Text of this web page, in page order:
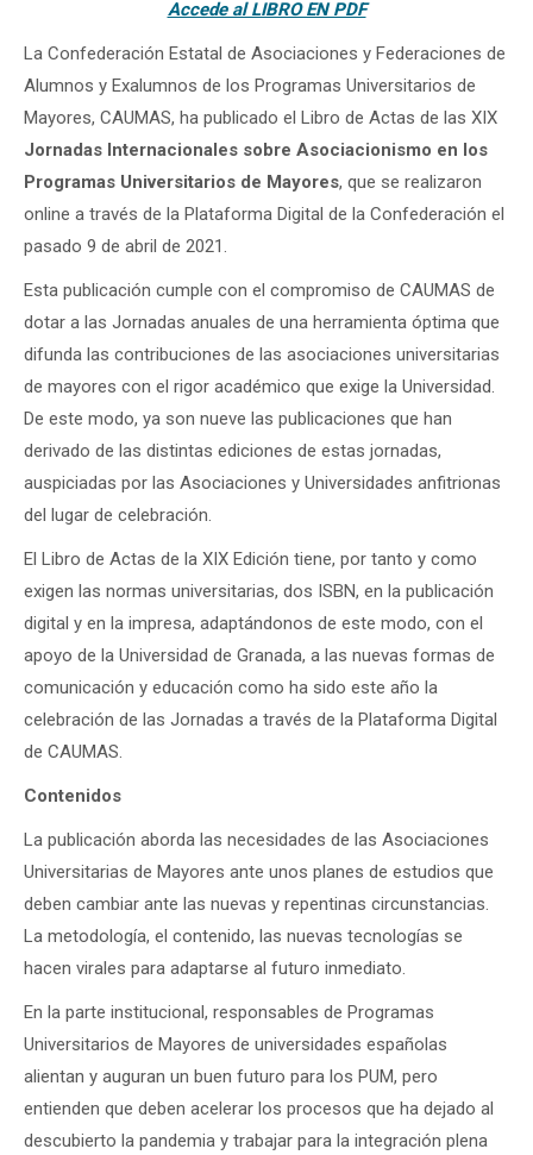
Accede al LIBRO EN PDF
La Confederación Estatal de Asociaciones y Federaciones de
Alumnos y Exalumnos de los Programas Universitarios de
Mayores, CAUMAS, ha publicado el Libro de Actas de las XIX
Jornadas Internacionales sobre Asociacionismo en los
Programas Universitarios de Mayores, que se realizaron
online a través de la Plataforma Digital de la Confederación el
pasado 9 de abril de 2021.
Esta publicación cumple con el compromiso de CAUMAS de
dotar a las Jornadas anuales de una herramienta óptima que
difunda las contribuciones de las asociaciones universitarias
de mayores con el rigor académico que exige la Universidad.
De este modo, ya son nueve las publicaciones que han
derivado de las distintas ediciones de estas jornadas,
auspiciadas por las Asociaciones y Universidades anfitrionas
del lugar de celebración.
El Libro de Actas de la XIX Edición tiene, por tanto y como
exigen las normas universitarias, dos ISBN, en la publicación
digital y en la impresa, adaptándonos de este modo, con el
apoyo de la Universidad de Granada, a las nuevas formas de
comunicación y educación como ha sido este año la
celebración de las Jornadas a través de la Plataforma Digital
de CAUMAS.
Contenidos
La publicación aborda las necesidades de las Asociaciones
Universitarias de Mayores ante unos planes de estudios que
deben cambiar ante las nuevas y repentinas circunstancias.
La metodología, el contenido, las nuevas tecnologías se
hacen virales para adaptarse al futuro inmediato.
En la parte institucional, responsables de Programas
Universitarios de Mayores de universidades españolas
alientan y auguran un buen futuro para los PUM, pero
entienden que deben acelerar los procesos que ha dejado al
descubierto la pandemia y trabajar para la integración plena